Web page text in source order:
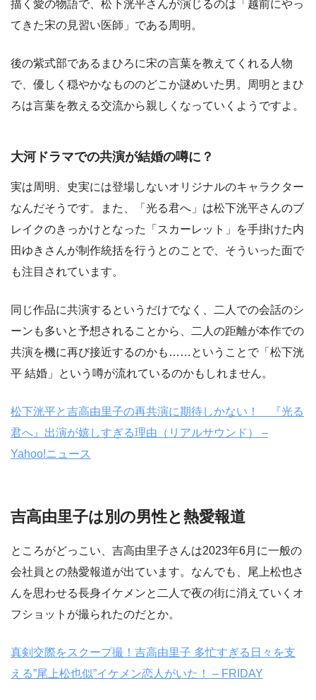
描く愛の物語で、松下洸平さんが演じるのは「越前にやっ
てきた宋の見習い医師」である周明。
後の紫式部であるまひろに宋の言葉を教えてくれる人物
で、優しく穏やかなもののどこか謎めいた男。周明とまひ
ろは言葉を教える交流から親しくなっていくようですよ。
大河ドラマでの共演が結婚の噂に？
実は周明、史実には登場しないオリジナルのキャラクター
なんだそうです。また、「光る君へ」は松下洸平さんのブ
レイクのきっかけとなった「スカーレット」を手掛けた内
田ゆきさんが制作統括を行うとのことで、そういった面で
も注目されています。
同じ作品に共演するというだけでなく、二人での会話のシ
ーンも多いと予想されることから、二人の距離が本作での
共演を機に再び接近するのかも……ということで「松下洸
平 結婚」という噂が流れているのかもしれません。
松下洸平と吉高由里子の再共演に期待しかない！ 『光る
君へ』出演が嬉しすぎる理由（リアルサウンド） –
Yahoo!ニュース
吉高由里子は別の男性と熱愛報道
ところがどっこい、吉高由里子さんは2023年6月に一般の
会社員との熱愛報道が出ています。なんでも、尾上松也さ
んを思わせる長身イケメンと二人で夜の街に消えていくオ
フショットが撮られたのだとか。
真剣交際をスクープ撮！吉高由里子 多忙すぎる日々を支
える”尾上松也似”イケメン恋人がいた！ – FRIDAY